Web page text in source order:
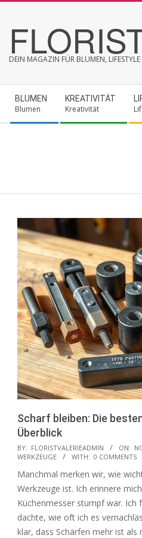
content
DEIN MAGAZIN FÜR BLUMEN,
Navigation
Menu
BLUMEN
Blumen
KREATIVITÄT
Kreativität
Scharf bleiben: Die
Überblick
2024-
11-
25
BY: FLORISTVALERIEADMIN ON:
WERKZEUGE
WITH: 0 COMMENTS
Manchmal merken wir, wie
Werkzeuge ist. Ich erinnere
Küchenmesser stumpf war. Ich
dachte, wie oft ich es
klar, dass Schärfen mehr ist als